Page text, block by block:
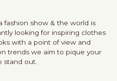
fashion show & the world is
looking for inspiring clothes
with a point of view and
trends we aim to pique your
stand out.